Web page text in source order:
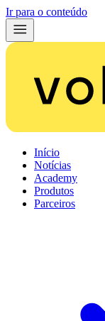
Ir para o conteúdo
Início
Notícias
Academy
Produtos
Parceiros